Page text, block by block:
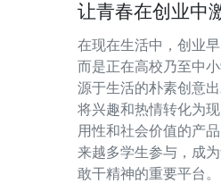
让青春在创业中
在现在生活中，创业
而是正在高校乃至中
源于生活的朴素创意
将兴趣和热情转化为
用性和社会价值的产
来越多学生参与，成
敢干精神的重要平台。